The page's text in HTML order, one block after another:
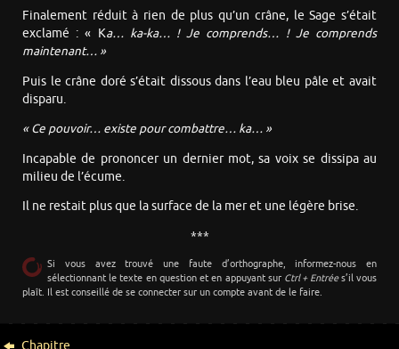
Finalement réduit à rien de plus qu’un crâne, le Sage s’était
exclamé : « Ka… ka-ka… ! Je comprends… ! Je comprends
maintenant… »
Puis le crâne doré s’était dissous dans l’eau bleu pâle et avait
disparu.
« Ce pouvoir… existe pour combattre… ka… »
Incapable de prononcer un dernier mot, sa voix se dissipa au
milieu de l’écume.
Il ne restait plus que la surface de la mer et une légère brise.
***
Si vous avez trouvé une faute d’orthographe, informez-nous en
sélectionnant le texte en question et en appuyant sur Ctrl + Entrées’il vous
plaît. Il est conseillé de se connecter sur un compte avant de le faire.